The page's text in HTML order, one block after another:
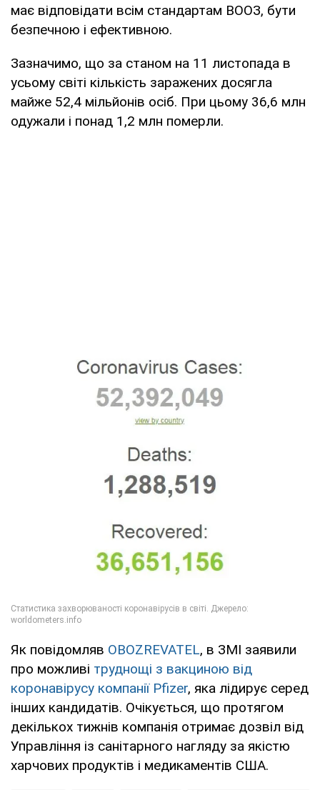
має відповідати всім стандартам ВООЗ, бути
безпечною і ефективною.
Зазначимо, що за станом на 11 листопада в
усьому світі кількість заражених досягла
майже 52,4 мільйонів осіб. При цьому 36,6 млн
одужали і понад 1,2 млн померли.
Як повідомляв OBOZREVATEL, в ЗМІ заявили
про можливі труднощі з вакциною від
коронавірусу компанії Pfizer, яка лідирує серед
інших кандидатів. Очікується, що протягом
декількох тижнів компанія отримає дозвіл від
Управління із санітарного нагляду за якістю
харчових продуктів і медикаментів США.